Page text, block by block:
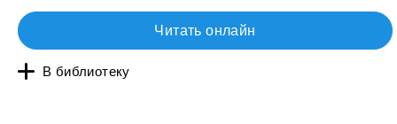
Читать онлайн
В библиотеку